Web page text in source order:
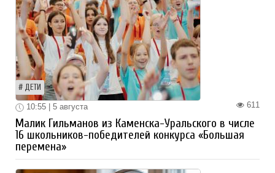
ДЕТИ
611
10:55 | 5 августа
Малик Гильманов из Каменска-Уральского в числе
16 школьников-победителей конкурса «Большая
перемена»